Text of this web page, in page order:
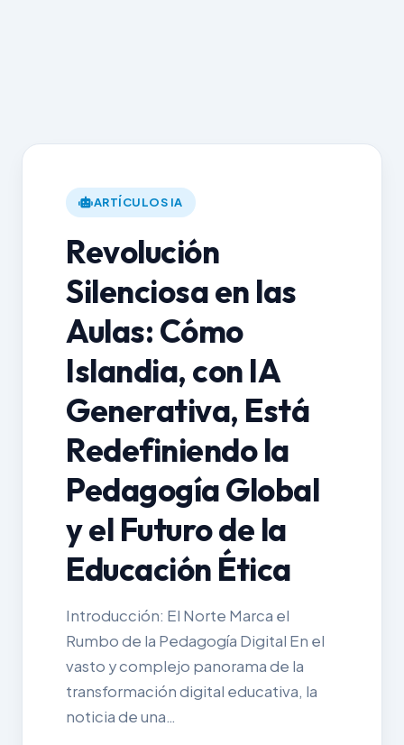
ARTÍCULOS IA
Revolución
Silenciosa en las
Aulas: Cómo
Islandia, con IA
Generativa, Está
Redefiniendo la
Pedagogía Global
y el Futuro de la
Educación Ética
Introducción: El Norte Marca el
Rumbo de la Pedagogía Digital En el
vasto y complejo panorama de la
transformación digital educativa, la
noticia de una…